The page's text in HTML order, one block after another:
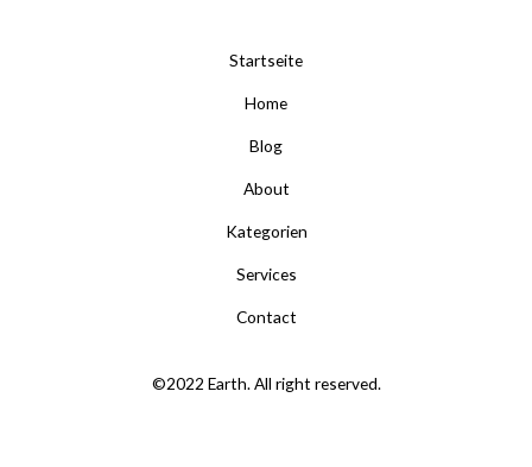
Startseite
Home
Blog
About
Kategorien
Services
Contact
©2022 Earth. All right reserved.